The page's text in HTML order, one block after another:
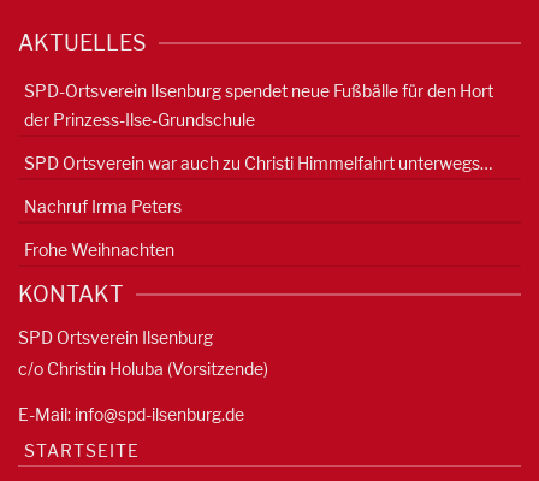
AKTUELLES
SPD-Ortsverein Ilsenburg spendet neue Fußbälle für den Hort
der Prinzess-Ilse-Grundschule
SPD Ortsverein war auch zu Christi Himmelfahrt unterwegs…
Nachruf Irma Peters
Frohe Weihnachten
KONTAKT
SPD Ortsverein Ilsenburg
c/o Christin Holuba (Vorsitzende)
E-Mail: info@spd-ilsenburg.de
STARTSEITE